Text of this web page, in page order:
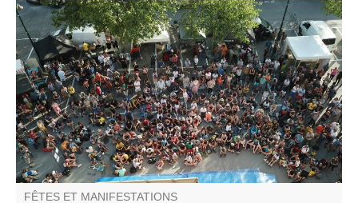
Rassemblement convivial et festif," Annot à bloc" a pour
but de faire découvrir et partager l'escalade, le temps
d'une journée, sur le magnifique site naturel des grès
d'Annot ainsi qu'au cœur du village.
FÊTES ET MANIFESTATIONS